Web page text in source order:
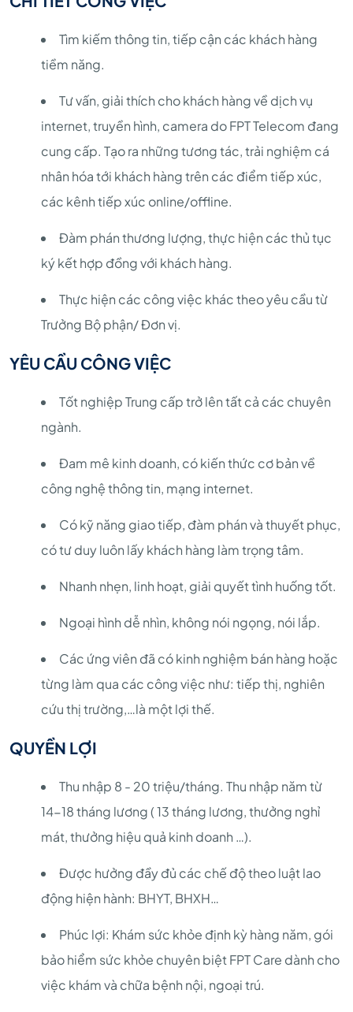
Tìm kiếm thông tin, tiếp cận các khách hàng
tiềm năng.
Tư vấn, giải thích cho khách hàng về dịch vụ
internet, truyền hình, camera do FPT Telecom đang
cung cấp. Tạo ra những tương tác, trải nghiệm cá
nhân hóa tới khách hàng trên các điểm tiếp xúc,
các kênh tiếp xúc online/offline.
Đàm phán thương lượng, thực hiện các thủ tục
ký kết hợp đồng với khách hàng.
Thực hiện các công việc khác theo yêu cầu từ
Trưởng Bộ phận/ Đơn vị.
YÊU CẦU CÔNG VIỆC
Tốt nghiệp Trung cấp trở lên tất cả các chuyên
ngành.
Đam mê kinh doanh, có kiến thức cơ bản về
công nghệ thông tin, mạng internet.
Có kỹ năng giao tiếp, đàm phán và thuyết phục,
có tư duy luôn lấy khách hàng làm trọng tâm.
Nhanh nhẹn, linh hoạt, giải quyết tình huống tốt.
Ngoại hình dễ nhìn, không nói ngọng, nói lắp.
Các ứng viên đã có kinh nghiệm bán hàng hoặc
từng làm qua các công việc như: tiếp thị, nghiên
cứu thị trường,…là một lợi thế.
QUYỀN LỢI
Thu nhập 8 - 20 triệu/tháng. Thu nhập năm từ
14-18 tháng lương ( 13 tháng lương, thưởng nghỉ
mát, thưởng hiệu quả kinh doanh …).
Được hưởng đầy đủ các chế độ theo luật lao
động hiện hành: BHYT, BHXH…
Phúc lợi: Khám sức khỏe định kỳ hàng năm, gói
bảo hiểm sức khỏe chuyên biệt FPT Care dành cho
việc khám và chữa bệnh nội, ngoại trú.